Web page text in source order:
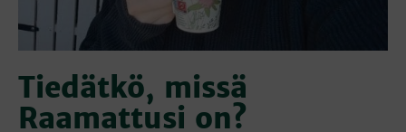
Tiedätkö, missä
Raamattusi on?